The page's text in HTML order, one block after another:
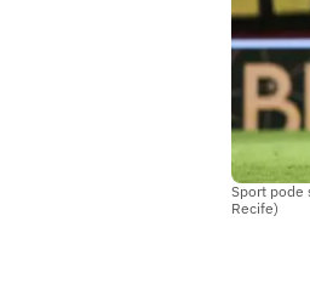
Sport pode
Recife)